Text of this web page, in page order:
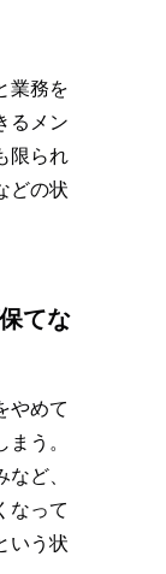
業務を
るメン
限られ
どの状
てな
やめて
う。
ど、
なって
いう状